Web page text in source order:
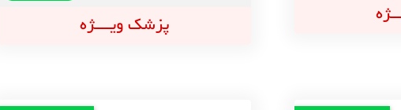
پزشک ویــــژه